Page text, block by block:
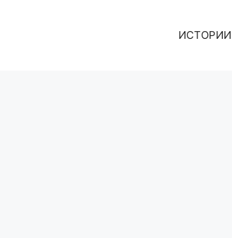
ИСТОРИИ